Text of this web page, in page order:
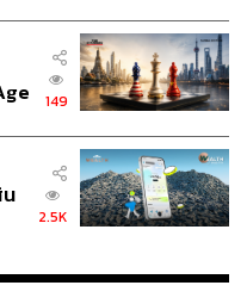
149
2.5K